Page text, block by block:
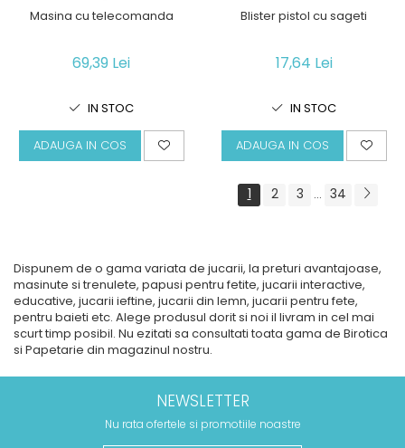
Masina cu telecomanda
69,39 Lei
IN STOC
ADAUGA IN COS
Blister pistol cu sageti
17,64 Lei
IN STOC
ADAUGA IN COS
1 2 3 ... 34
Dispunem de o gama variata de jucarii, la preturi avantajoase,
masinute si trenulete, papusi pentru fetite, jucarii interactive,
educative, jucarii ieftine, jucarii din lemn, jucarii pentru fete,
pentru baieti etc. Alege produsul dorit si noi il livram in cel mai
scurt timp posibil. Nu ezitati sa consultati toata gama de Birotica
si Papetarie din magazinul nostru.
NEWSLETTER
Nu rata ofertele si promotiile noastre